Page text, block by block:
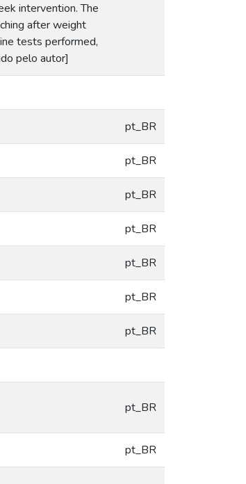
intervention. The
after weight
tests performed,
pelo autor]
pt_BR
pt_BR
pt_BR
pt_BR
pt_BR
pt_BR
pt_BR
pt_BR
pt_BR